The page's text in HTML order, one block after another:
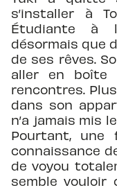
s’installer à
Étudiante à
désormais que
de ses rêves.
aller en
rencontres.
dans son
n’a jamais mis
Pourtant,
connaissance
de voyou
semble vouloir